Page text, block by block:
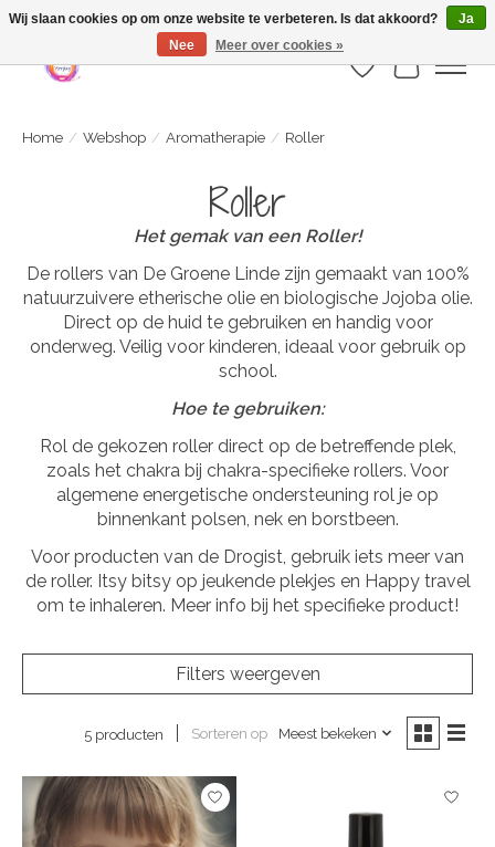
Webshop is geopend maar nog onder constructie | let op: Verzenden vanaf 29
juli
Verlanglijst
Home / Webshop / Aromatherapie / Roller
Roller
Het gemak van een Roller!
De rollers van De Groene Linde zijn gemaakt van 100%
natuurzuivere etherische olie en biologische Jojoba olie.
Direct op de huid te gebruiken en handig voor
onderweg. Veilig voor kinderen, ideaal voor gebruik op
school.
Hoe te gebruiken:
Rol de gekozen roller direct op de betreffende plek,
zoals het chakra bij chakra-specifieke rollers. Voor
algemene energetische ondersteuning rol je op
binnenkant polsen, nek en borstbeen.
Voor producten van de Drogist, gebruik iets meer van
de roller. Itsy bitsy op jeukende plekjes en Happy travel
om te inhaleren. Meer info bij het specifieke product!
Filters weergeven
5 producten Sorteren op Meest bekeken
Wij slaan cookies op om onze website te verbeteren. Is dat akkoord?
Ja
Nee
Meer over cookies »